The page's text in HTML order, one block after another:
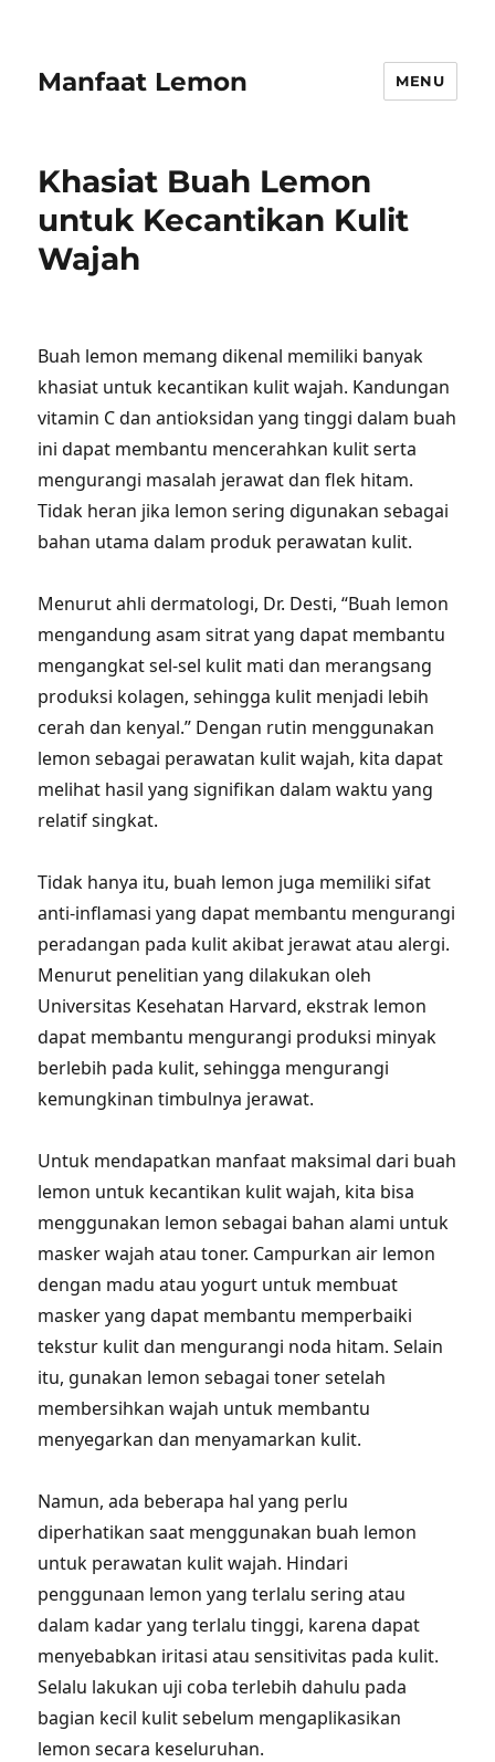
Manfaat Lemon MENU
Khasiat Buah Lemon
untuk Kecantikan Kulit
Wajah
Buah lemon memang dikenal memiliki banyak
khasiat untuk kecantikan kulit wajah. Kandungan
vitamin C dan antioksidan yang tinggi dalam buah
ini dapat membantu mencerahkan kulit serta
mengurangi masalah jerawat dan flek hitam.
Tidak heran jika lemon sering digunakan sebagai
bahan utama dalam produk perawatan kulit.
Menurut ahli dermatologi, Dr. Desti, “Buah lemon
mengandung asam sitrat yang dapat membantu
mengangkat sel-sel kulit mati dan merangsang
produksi kolagen, sehingga kulit menjadi lebih
cerah dan kenyal.” Dengan rutin menggunakan
lemon sebagai perawatan kulit wajah, kita dapat
melihat hasil yang signifikan dalam waktu yang
relatif singkat.
Tidak hanya itu, buah lemon juga memiliki sifat
anti-inflamasi yang dapat membantu mengurangi
peradangan pada kulit akibat jerawat atau alergi.
Menurut penelitian yang dilakukan oleh
Universitas Kesehatan Harvard, ekstrak lemon
dapat membantu mengurangi produksi minyak
berlebih pada kulit, sehingga mengurangi
kemungkinan timbulnya jerawat.
Untuk mendapatkan manfaat maksimal dari buah
lemon untuk kecantikan kulit wajah, kita bisa
menggunakan lemon sebagai bahan alami untuk
masker wajah atau toner. Campurkan air lemon
dengan madu atau yogurt untuk membuat
masker yang dapat membantu memperbaiki
tekstur kulit dan mengurangi noda hitam. Selain
itu, gunakan lemon sebagai toner setelah
membersihkan wajah untuk membantu
menyegarkan dan menyamarkan kulit.
Namun, ada beberapa hal yang perlu
diperhatikan saat menggunakan buah lemon
untuk perawatan kulit wajah. Hindari
penggunaan lemon yang terlalu sering atau
dalam kadar yang terlalu tinggi, karena dapat
menyebabkan iritasi atau sensitivitas pada kulit.
Selalu lakukan uji coba terlebih dahulu pada
bagian kecil kulit sebelum mengaplikasikan
lemon secara keseluruhan.